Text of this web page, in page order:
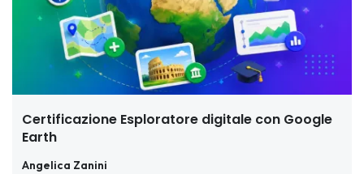
Certificazione Esploratore digitale con Google
Earth
Angelica Zanini